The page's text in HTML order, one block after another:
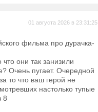
01 августа 2026 в 23:31:25
фильма про дурачка-
они так занизили
Очень пугает. Очередной
то что ваш герой не
настолько тупые
8